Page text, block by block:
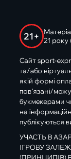
21+
21 року
Сайт sport-
та/або
якій формі
пов’язані/
букмекерами
на
публікуються
УЧАСТЬ В
ІГРОВУ